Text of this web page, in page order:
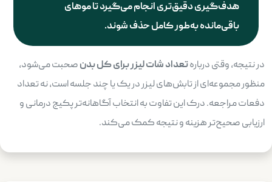
هدف‌گیری دقیق‌تری انجام می‌گیرد تا موهای
باقی‌مانده به‌طور کامل حذف شوند.
در نتیجه، وقتی دربارهتعداد شات لیزر برای کل بدنصحبت می‌شود،
منظور مجموعه‌ای از تابش‌های لیزر در یک یا چند جلسه است، نه تعداد
دفعات مراجعه. درک این تفاوت به انتخاب آگاهانه‌تر پکیج درمانی و
ارزیابی صحیح‌تر هزینه و نتیجه کمک می‌کند.